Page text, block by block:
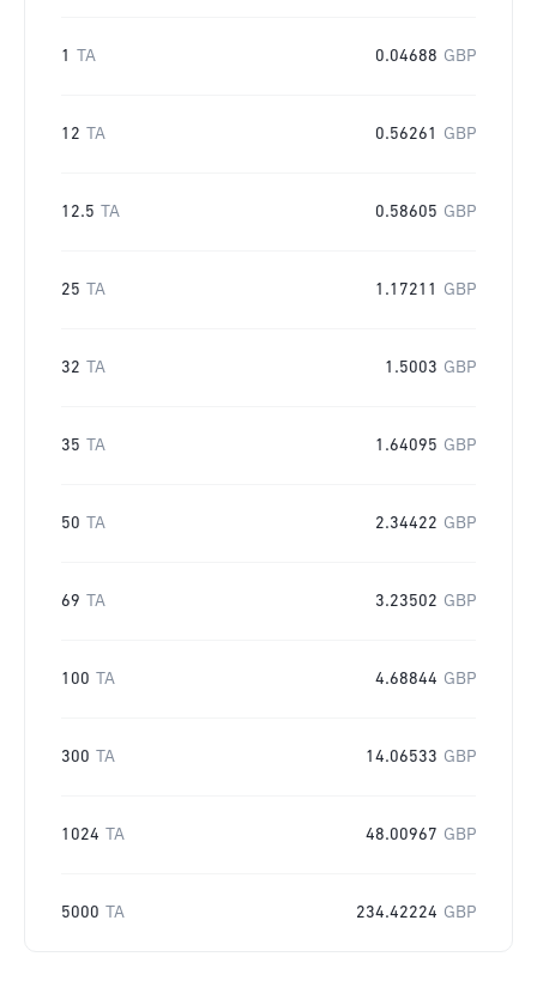
1 TA 0.04688 GBP
12 TA 0.56261 GBP
12.5 TA 0.58605 GBP
25 TA 1.17211 GBP
32 TA 1.5003 GBP
35 TA 1.64095 GBP
50 TA 2.34422 GBP
69 TA 3.23502 GBP
100 TA 4.68844 GBP
300 TA 14.06533 GBP
1024 TA 48.00967 GBP
5000 TA 234.42224 GBP